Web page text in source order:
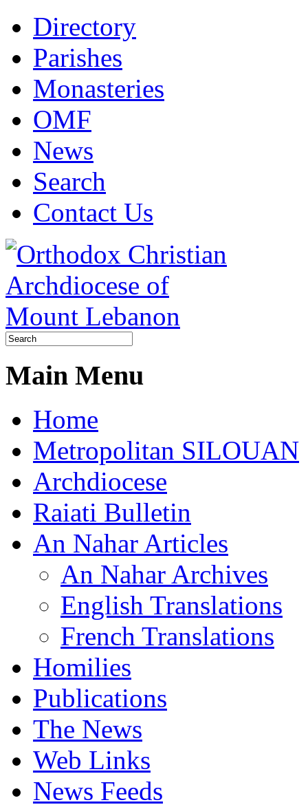
Directory
Parishes
Monasteries
OMF
News
Search
Contact Us
Main Menu
Home
Metropolitan SILOUAN
Archdiocese
Raiati Bulletin
An Nahar Articles
An Nahar Archives
English Translations
French Translations
Homilies
Publications
The News
Web Links
News Feeds